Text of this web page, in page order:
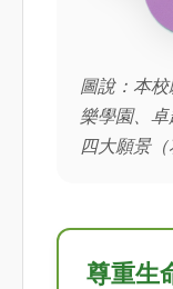
圖說：本
樂學園、
四大願景（
尊重生